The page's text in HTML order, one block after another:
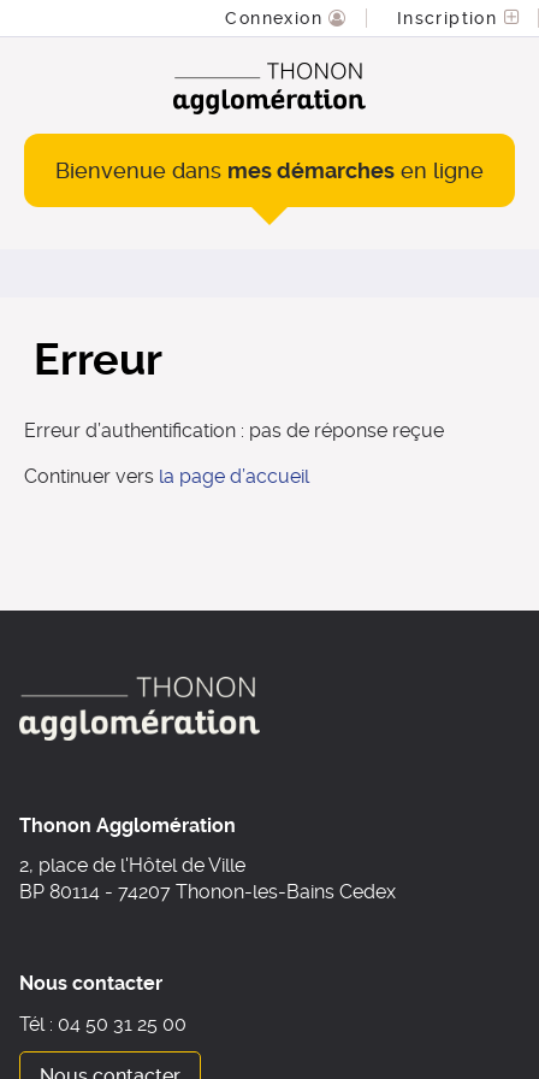
Connexion Inscription
Bienvenue dans mes démarches en ligne
Erreur
Erreur d’authentification : pas de réponse reçue
Continuer vers la page d’accueil
Thonon Agglomération
2, place de l'Hôtel de Ville
BP 80114 - 74207 Thonon-les-Bains Cedex
Nous contacter
Tél : 04 50 31 25 00